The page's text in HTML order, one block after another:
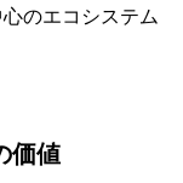
のエコシステム
価値